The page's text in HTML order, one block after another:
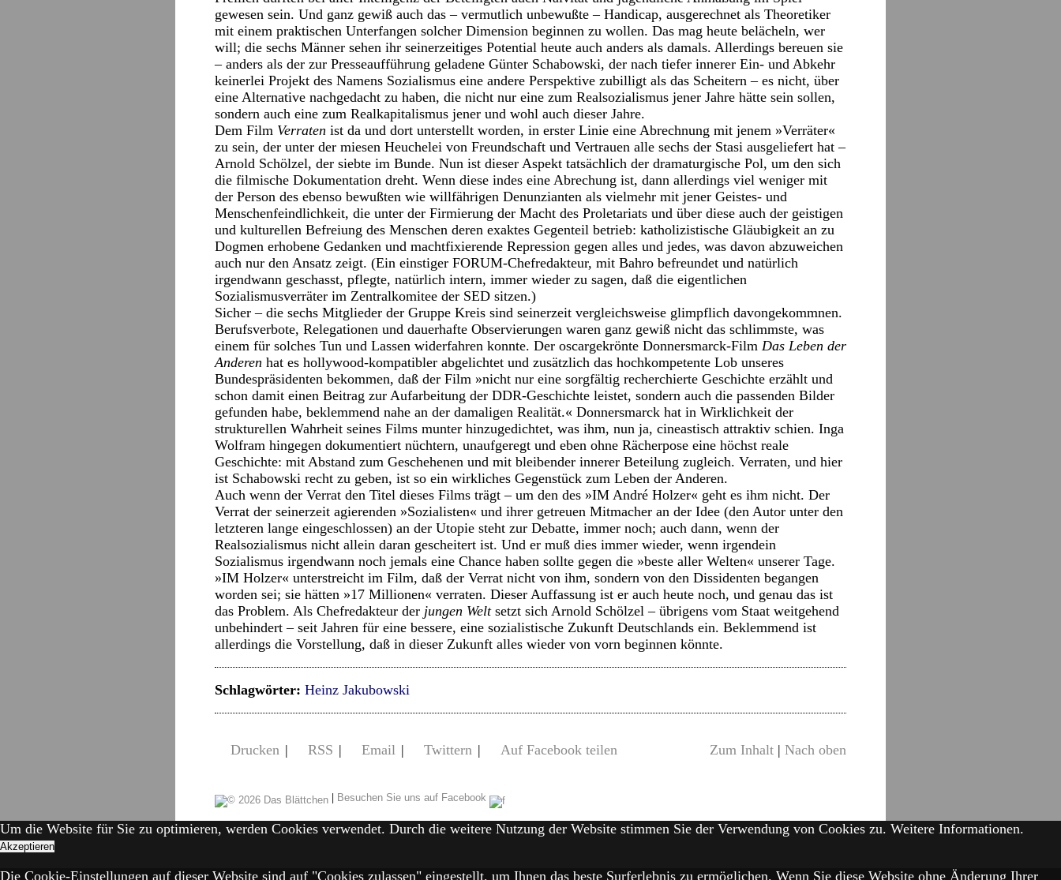
gewesen sein. Und ganz gewiß auch das – vermutlich unbewußte – Handicap, ausgerechnet als Theoretiker
mit einem praktischen Unterfangen solcher Dimension beginnen zu wollen. Das mag heute belächeln, wer
will; die sechs Männer sehen ihr seinerzeitiges Potential heute auch anders als damals. Allerdings bereuen sie
– anders als der zur Presseaufführung geladene Günter Schabowski, der nach tiefer innerer Ein- und Abkehr
keinerlei Projekt des Namens Sozialismus eine andere Perspektive zubilligt als das Scheitern – es nicht, über
eine Alternative nachgedacht zu haben, die nicht nur eine zum Realsozialismus jener Jahre hätte sein sollen,
sondern auch eine zum Realkapitalismus jener und wohl auch dieser Jahre.
Dem Film Verraten ist da und dort unterstellt worden, in erster Linie eine Abrechnung mit jenem »Verräter«
zu sein, der unter der miesen Heuchelei von Freundschaft und Vertrauen alle sechs der Stasi ausgeliefert hat –
Arnold Schölzel, der siebte im Bunde. Nun ist dieser Aspekt tatsächlich der dramaturgische Pol, um den sich
die filmische Dokumentation dreht. Wenn diese indes eine Abrechung ist, dann allerdings viel weniger mit
der Person des ebenso bewußten wie willfährigen Denunzianten als vielmehr mit jener Geistes- und
Menschenfeindlichkeit, die unter der Firmierung der Macht des Proletariats und über diese auch der geistigen
und kulturellen Befreiung des Menschen deren exaktes Gegenteil betrieb: katholizistische Gläubigkeit an zu
Dogmen erhobene Gedanken und machtfixierende Repression gegen alles und jedes, was davon abzuweichen
auch nur den Ansatz zeigt. (Ein einstiger FORUM-Chefredakteur, mit Bahro befreundet und natürlich
irgendwann geschasst, pflegte, natürlich intern, immer wieder zu sagen, daß die eigentlichen
Sozialismusverräter im Zentralkomitee der SED sitzen.)
Sicher – die sechs Mitglieder der Gruppe Kreis sind seinerzeit vergleichsweise glimpflich davongekommnen.
Berufsverbote, Relegationen und dauerhafte Observierungen waren ganz gewiß nicht das schlimmste, was
einem für solches Tun und Lassen widerfahren konnte. Der oscargekrönte Donnersmarck-Film Das Leben der
Anderen hat es hollywood-kompatibler abgelichtet und zusätzlich das hochkompetente Lob unseres
Bundespräsidenten bekommen, daß der Film »nicht nur eine sorgfältig recherchierte Geschichte erzählt und
schon damit einen Beitrag zur Aufarbeitung der DDR-Geschichte leistet, sondern auch die passenden Bilder
gefunden habe, beklemmend nahe an der damaligen Realität.« Donnersmarck hat in Wirklichkeit der
strukturellen Wahrheit seines Films munter hinzugedichtet, was ihm, nun ja, cineastisch attraktiv schien. Inga
Wolfram hingegen dokumentiert nüchtern, unaufgeregt und eben ohne Rächerpose eine höchst reale
Geschichte: mit Abstand zum Geschehenen und mit bleibender innerer Beteilung zugleich. Verraten, und hier
ist Schabowski recht zu geben, ist so ein wirkliches Gegenstück zum Leben der Anderen.
Auch wenn der Verrat den Titel dieses Films trägt – um den des »IM André Holzer« geht es ihm nicht. Der
Verrat der seinerzeit agierenden »Sozialisten« und ihrer getreuen Mitmacher an der Idee (den Autor unter den
letzteren lange eingeschlossen) an der Utopie steht zur Debatte, immer noch; auch dann, wenn der
Realsozialismus nicht allein daran gescheitert ist. Und er muß dies immer wieder, wenn irgendein
Sozialismus irgendwann noch jemals eine Chance haben sollte gegen die »beste aller Welten« unserer Tage.
»IM Holzer« unterstreicht im Film, daß der Verrat nicht von ihm, sondern von den Dissidenten begangen
worden sei; sie hätten »17 Millionen« verraten. Dieser Auffassung ist er auch heute noch, und genau das ist
das Problem. Als Chefredakteur der jungen Welt setzt sich Arnold Schölzel – übrigens vom Staat weitgehend
unbehindert – seit Jahren für eine bessere, eine sozialistische Zukunft Deutschlands ein. Beklemmend ist
allerdings die Vorstellung, daß in dieser Zukunft alles wieder von vorn beginnen könnte.
Schlagwörter: Heinz Jakubowski
Drucken | RSS | Email | Twittern | Auf Facebook teilen Zum Inhalt | Nach oben
| Besuchen Sie uns auf Facebook
Um die Website für Sie zu optimieren, werden Cookies verwendet. Durch die weitere Nutzung der Website stimmen Sie der Verwendung von Cookies zu. Weitere Informationen.
Akzeptieren
Die Cookie-Einstellungen auf dieser Website sind auf "Cookies zulassen" eingestellt, um Ihnen das beste Surferlebnis zu ermöglichen. Wenn Sie diese Website ohne Änderung Ihrer